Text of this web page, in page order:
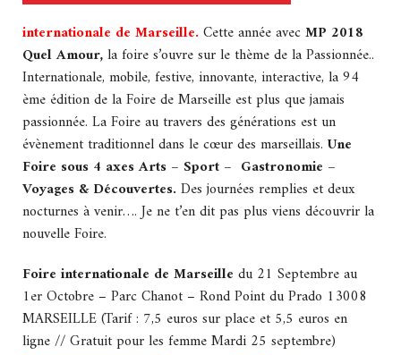
internationale de Marseille. Cette année avecMP 2018
Quel Amour,la foire s’ouvre sur le thème de la Passionnée..
Internationale, mobile, festive, innovante, interactive, la 94
ème édition de la Foire de Marseille est plus que jamais
passionnée. La Foire au travers des générations est un
évènement traditionnel dans le cœur des marseillais. Une
Foire sous 4 axes Arts – Sport – Gastronomie –
Voyages & Découvertes. Des journées remplies et deux
nocturnes à venir…. Je ne t’en dit pas plus viens découvrir la
nouvelle Foire.
Foire internationale de Marseille du 21 Septembre au
1er Octobre – Parc Chanot – Rond Point du Prado 13008
MARSEILLE (Tarif : 7,5 euros sur place et 5,5 euros en
ligne // Gratuit pour les femme Mardi 25 septembre)